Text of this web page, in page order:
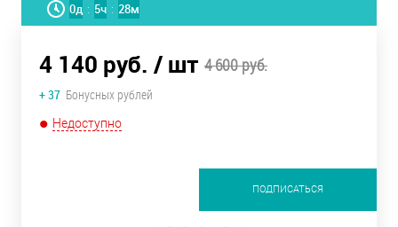
0д : 5ч : 28м
4 140 руб. / шт 4 600 руб.
+ 37 Бонусных рублей
Недоступно
ПОДПИСАТЬСЯ